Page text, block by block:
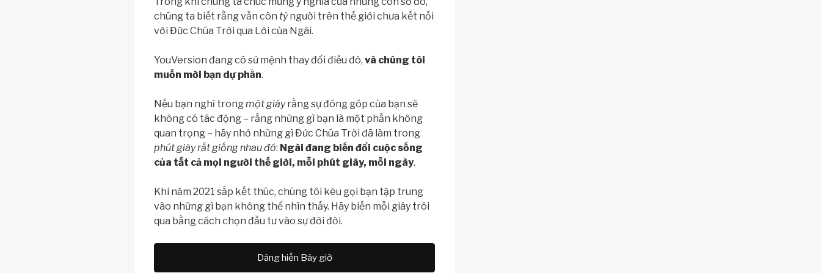
chúng ta biết rằng vẫn còn tỷngười trên thế giới chưa kết nối
với Đức Chúa Trời qua Lời của Ngài.
YouVersion đang có sứ mệnh thay đổi điều đó, và chúng tôi
muốn mời bạn dự phần.
Nếu bạn nghĩ trongmột giâyrằng sự đóng góp của bạn sẽ
không có tác động – rằng những gì bạn là một phần không
quan trọng – hãy nhớ những gì Đức Chúa Trời đã làm trong
phút giây rất giống nhau đó: Ngài đang biến đổi cuộc sống
của tất cả mọi người thế giới, mỗi phút giây, mỗi ngày.
Khi năm 2021 sắp kết thúc, chúng tôi kêu gọi bạn tập trung
vào những gì bạn không thể nhìn thấy. Hãy biến mỗi giây trôi
qua bằng cách chọn đầu tư vào sự đời đời.
Dâng hiến Bây giờ